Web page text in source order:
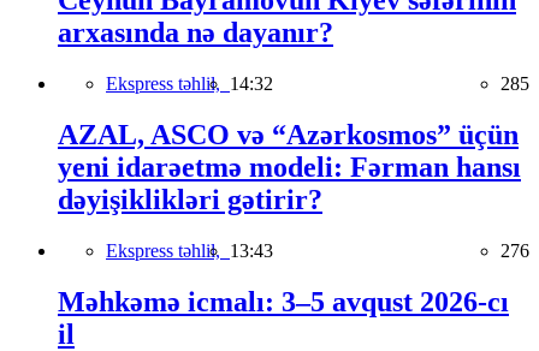
arxasında nə dayanır?
Ekspress təhlil, 14:32 285
AZAL, ASCO və “Azərkosmos” üçün
yeni idarəetmə modeli: Fərman hansı
dəyişiklikləri gətirir?
Ekspress təhlil, 13:43 276
Məhkəmə icmalı: 3–5 avqust 2026-cı
il